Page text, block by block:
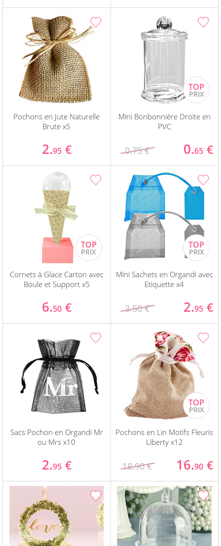
Pochons en Jute Naturelle
Brute x5
2.95 €
Mini Bonbonnière Droite en
PVC
0.75 € 0.65 €
Cornets à Glace Carton avec
Boule et Support x5
6.50 €
Mini Sachets en Organdi avec
Etiquette x4
3.50 € 2.95 €
Sacs Pochon en Organdi Mr
ou Mrs x10
2.95 €
Pochons en Lin Motifs Fleuris
Liberty x12
18.90 € 16.90 €